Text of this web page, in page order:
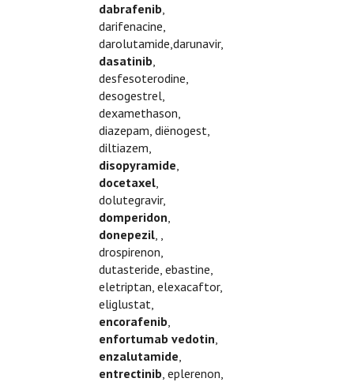
dabrafenib,
darifenacine,
darolutamide,darunavir,
dasatinib,
desfesoterodine,
desogestrel,
dexamethason,
diazepam, diënogest,
diltiazem,
disopyramide,
docetaxel,
dolutegravir,
domperidon,
donepezil, ,
drospirenon,
dutasteride, ebastine,
eletriptan, elexacaftor,
eliglustat,
encorafenib,
enfortumab vedotin,
enzalutamide,
entrectinib, eplerenon,